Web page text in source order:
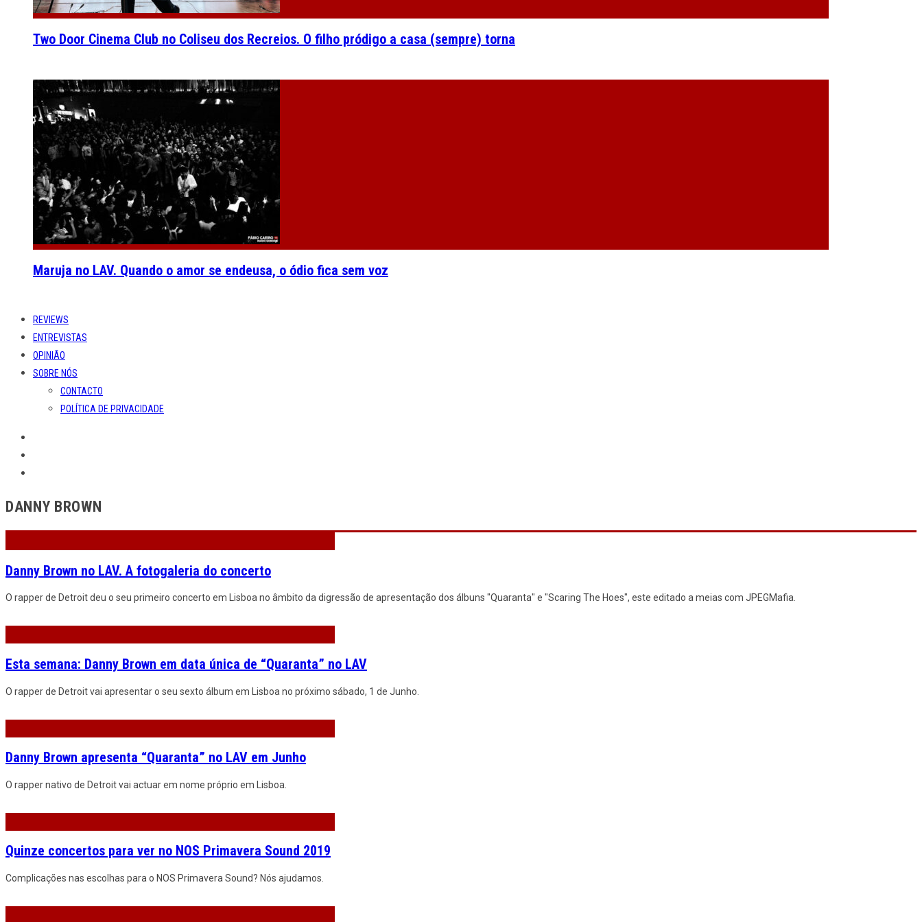
Two Door Cinema Club no Coliseu dos Recreios. O filho pródigo a casa (sempre) torna
Maruja no LAV. Quando o amor se endeusa, o ódio fica sem voz
REVIEWS
ENTREVISTAS
OPINIÃO
SOBRE NÓS
CONTACTO
POLÍTICA DE PRIVACIDADE
DANNY BROWN
Danny Brown no LAV. A fotogaleria do concerto
O rapper de Detroit deu o seu primeiro concerto em Lisboa no âmbito da digressão de apresentação dos álbuns "Quaranta" e "Scaring The Hoes", este editado a meias com JPEGMafia.
Esta semana: Danny Brown em data única de “Quaranta” no LAV
O rapper de Detroit vai apresentar o seu sexto álbum em Lisboa no próximo sábado, 1 de Junho.
Danny Brown apresenta “Quaranta” no LAV em Junho
O rapper nativo de Detroit vai actuar em nome próprio em Lisboa.
Quinze concertos para ver no NOS Primavera Sound 2019
Complicações nas escolhas para o NOS Primavera Sound? Nós ajudamos.